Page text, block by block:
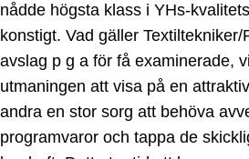
nådde högsta klass i YHs-
konstigt. Vad gäller
avslag p g a för få examinerade,
utmaningen att visa på en
andra en stor sorg att behöva
programvaror och tappa de